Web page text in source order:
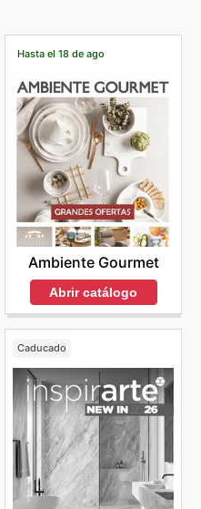
Hasta el 18 de ago
Ambiente Gourmet
Abrir catálogo
Caducado